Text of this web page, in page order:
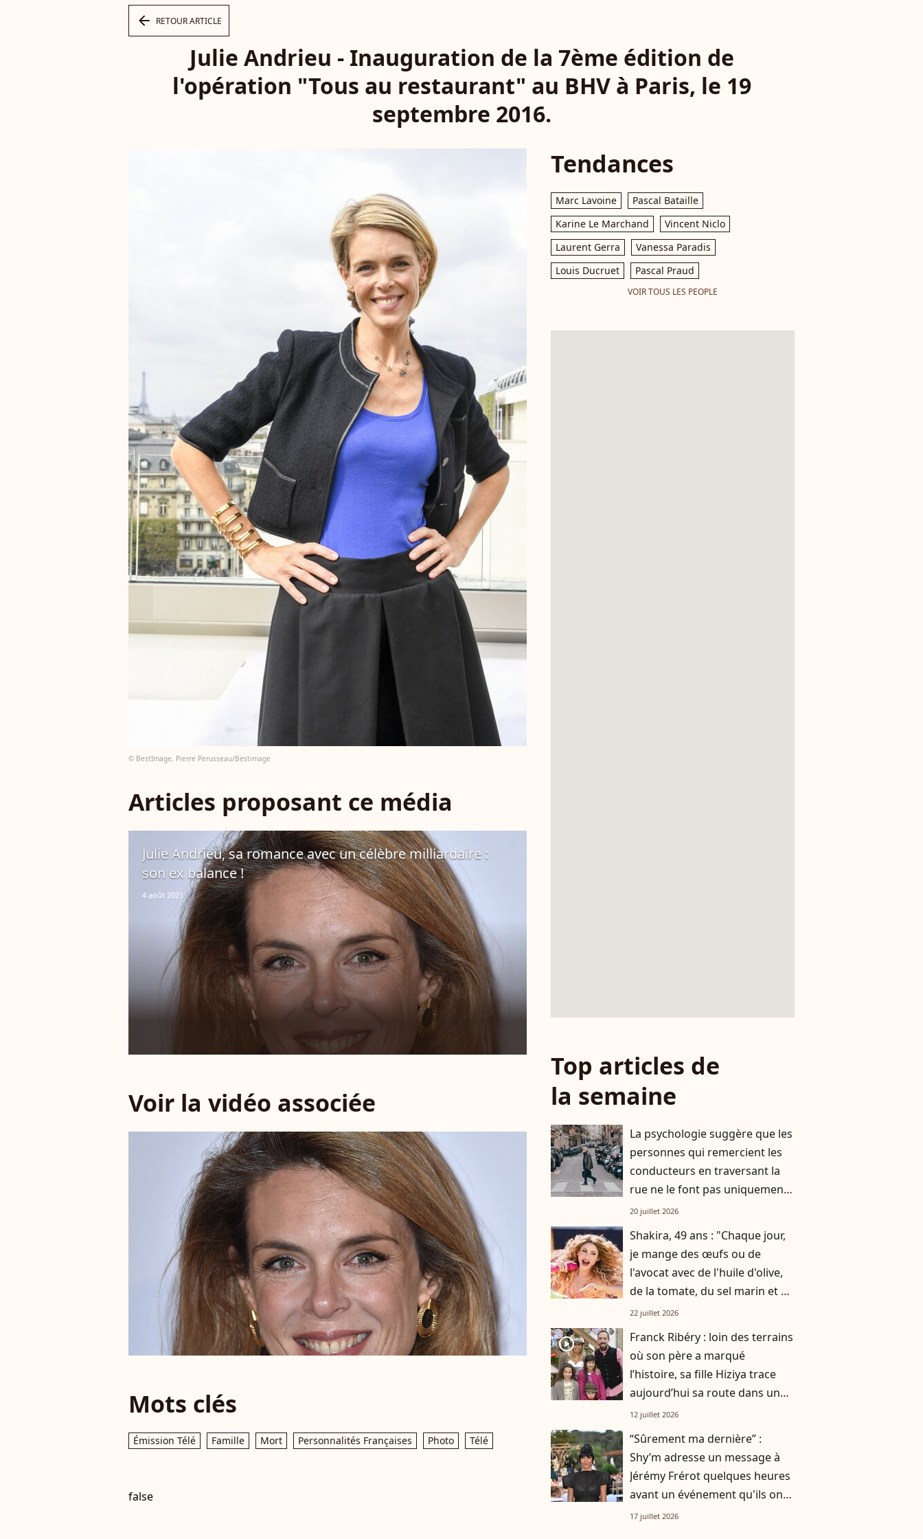
arrow_left RETOUR ARTICLE
Julie Andrieu - Inauguration de la 7ème édition de
l'opération "Tous au restaurant" au BHV à Paris, le 19
septembre 2016.
© BestImage, Pierre Perusseau/Bestimage
Articles proposant ce média
Julie Andrieu, sa romance avec un célèbre milliardaire :
son ex balance !
4 août 2021
Voir la vidéo associée
Mots clés
Émission Télé Famille Mort Personnalités Françaises Photo Télé
false
Tendances
Marc Lavoine
Pascal Bataille
Karine Le Marchand
Vincent Niclo
Laurent Gerra
Vanessa Paradis
Louis Ducruet
Pascal Praud
VOIR TOUS LES PEOPLE
Top articles de
la semaine
La psychologie suggère que les
personnes qui remercient les
conducteurs en traversant la
rue ne le font pas uniquement
par gratitude
20 juillet 2026
Shakira, 49 ans : "Chaque jour,
je mange des œufs ou de
l'avocat avec de l'huile d'olive,
de la tomate, du sel marin et un
smoothie"
22 juillet 2026
player2
Franck Ribéry : loin des terrains
où son père a marqué
l’histoire, sa fille Hiziya trace
aujourd’hui sa route dans un
tout autre univers
12 juillet 2026
“Sûrement ma dernière” :
Shy’m adresse un message à
Jérémy Frérot quelques heures
avant un événement qu'ils ont
vécu ensemble
17 juillet 2026